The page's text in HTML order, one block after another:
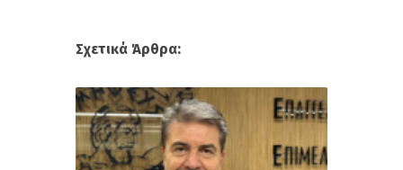
Σχετικά Άρθρα: